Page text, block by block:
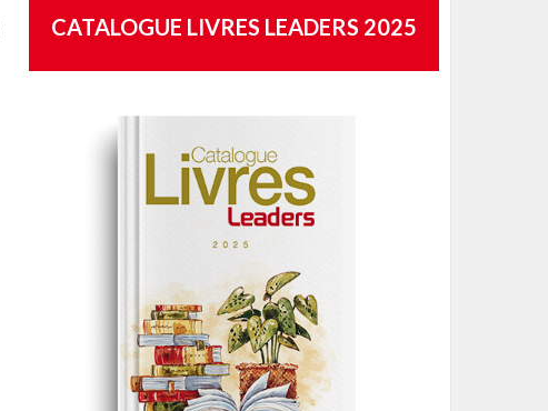
CATALOGUE LIVRES LEADERS 2025